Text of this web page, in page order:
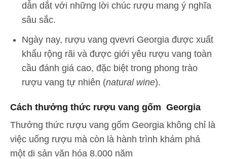
dẫn dắt với những lời chúc rượu mang ý nghĩa
sâu sắc.
Ngày nay, rượu vang qvevri Georgia được xuất
khẩu rộng rãi và được giới yêu rượu vang toàn
cầu đánh giá cao, đặc biệt trong phong trào
rượu vang tự nhiên (natural wine).
Cách thưởng thức rượu vang gốm Georgia
Thưởng thức rượu vang gốm Georgia không chỉ là
việc uống rượu mà còn là hành trình khám phá
một di sản văn hóa 8.000 năm